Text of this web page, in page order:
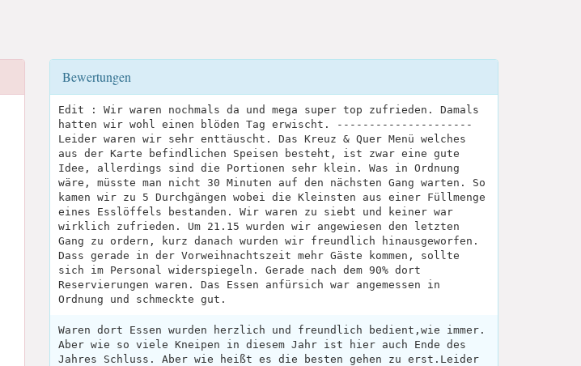
Bewertungen
Edit : Wir waren nochmals da und mega super top zufrieden. Damals
hatten wir wohl einen blöden Tag erwischt. ---------------------
Leider waren wir sehr enttäuscht. Das Kreuz & Quer Menü welches
aus der Karte befindlichen Speisen besteht, ist zwar eine gute
Idee, allerdings sind die Portionen sehr klein. Was in Ordnung
wäre, müsste man nicht 30 Minuten auf den nächsten Gang warten. So
kamen wir zu 5 Durchgängen wobei die Kleinsten aus einer Füllmenge
eines Esslöffels bestanden. Wir waren zu siebt und keiner war
wirklich zufrieden. Um 21.15 wurden wir angewiesen den letzten
Gang zu ordern, kurz danach wurden wir freundlich hinausgeworfen.
Dass gerade in der Vorweihnachtszeit mehr Gäste kommen, sollte
sich im Personal widerspiegeln. Gerade nach dem 90% dort
Reservierungen waren. Das Essen anfürsich war angemessen in
Ordnung und schmeckte gut.
Waren dort Essen wurden herzlich und freundlich bedient,wie immer.
Aber wie so viele Kneipen in diesem Jahr ist hier auch Ende des
Jahres Schluss. Aber wie heißt es die besten gehen zu erst.Leider